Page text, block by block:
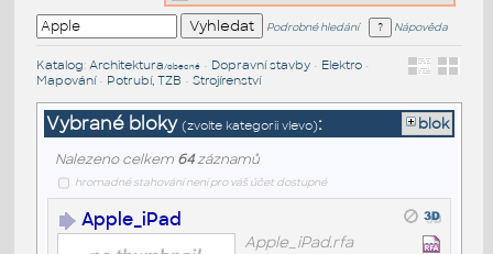
Podrobné hledání Nápověda
Katalog: Architektura/obecné• Dopravní stavby• Elektro•
Mapování• Potrubí, TZB • Strojírenství
Vybrané bloky (zvolte kategorii vlevo): blok
Nalezeno celkem 64záznamů
hromadné stahování není pro váš účet dostupné
Apple_iPad
Apple_iPad.rfa